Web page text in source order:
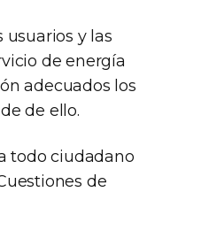
usuarios y las
de energía
adecuados los
de ello.
todo ciudadano
de